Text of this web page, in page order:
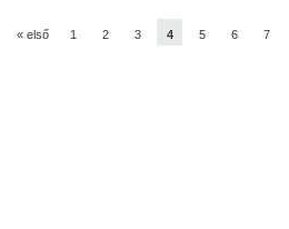
« első 1 2 3 4 5 6 7